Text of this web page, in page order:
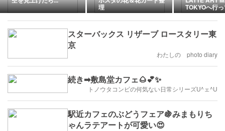
理 TOKYOへ行
スターバックス リザーブ ロースタリー東
京
わたしの photo diary
続き➡︎敷島堂カフェ🌰💕✨
トノウタコンビの何気ない日常シリーズU^ェ^U
駅近カフェのぶどうフェア🍇みまもりち
ゃんラテアートが可愛い😍